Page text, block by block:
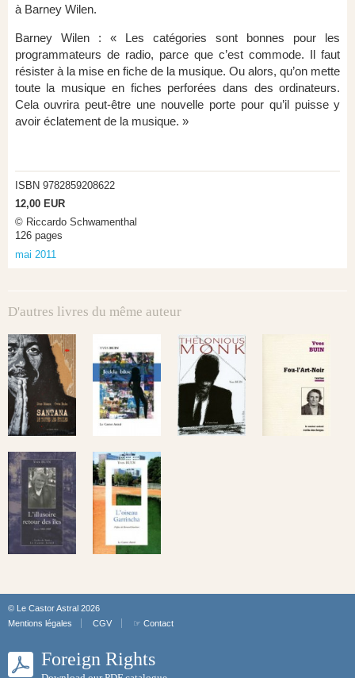
à Barney Wilen.
Barney Wilen : « Les catégories sont bonnes pour les
programmateurs de radio, parce que c’est commode. Il faut
résister à la mise en fiche de la musique. Ou alors, qu’on mette
toute la musique en fiches perforées dans des ordinateurs.
Cela ouvrira peut-être une nouvelle porte pour qu’il puisse y
avoir éclatement de la musique. »
ISBN 9782859208622
12,00 EUR
© Riccardo Schwamenthal
126 pages
mai 2011
D'autres livres du même auteur
© Le Castor Astral 2026
Mentions légales
CGV ☞ Contact
Foreign Rights